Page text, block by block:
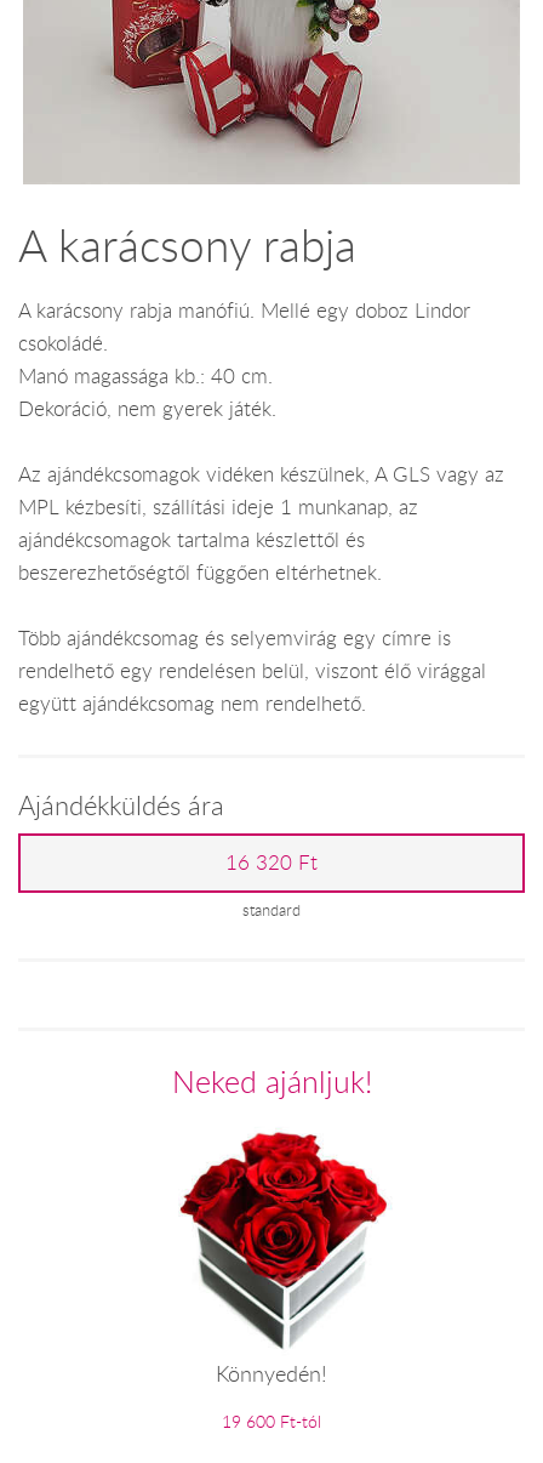
A karácsony rabja
A karácsony rabja manófiú. Mellé egy doboz Lindor
csokoládé.
Manó magassága kb.: 40 cm.
Dekoráció, nem gyerek játék.
Az ajándékcsomagok vidéken készülnek, A GLS vagy az
MPL kézbesíti, szállítási ideje 1 munkanap, az
ajándékcsomagok tartalma készlettől és
beszerezhetőségtől függően eltérhetnek.
Több ajándékcsomag és selyemvirág egy címre is
rendelhető egy rendelésen belül, viszont élő virággal
együtt ajándékcsomag nem rendelhető.
Ajándékküldés ára
16 320 Ft
standard
Neked ajánljuk!
Könnyedén!
19 600 Ft-tól